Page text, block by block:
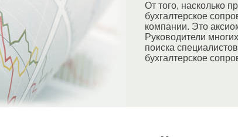
От того, насколько
бухгалтерское
компании. Это
Руководители
поиска
бухгалтерское